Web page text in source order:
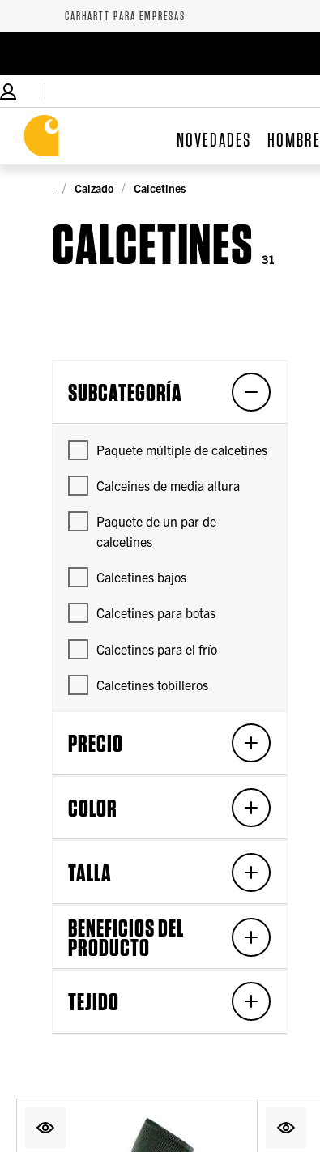
CARHARTT PARA EMPRESAS
NOVEDADES HOMBRE
Calzado Calcetines
CALCETINES 31
SUBCATEGORÍA
Paquete múltiple de calcetines
Calceines de media altura
Paquete de un par de
calcetines
Calcetines bajos
Calcetines para botas
Calcetines para el frío
Calcetines tobilleros
PRECIO
COLOR
TALLA
BENEFICIOS DEL
PRODUCTO
TEJIDO